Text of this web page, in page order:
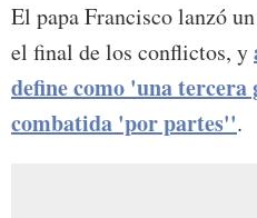
El papa Francisco lanzó
el final de los conflictos, y
define como 'una
combatida 'por partes''.